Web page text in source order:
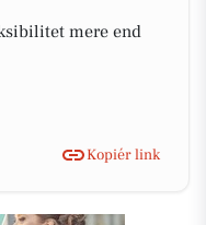
mere end
Kopiér link